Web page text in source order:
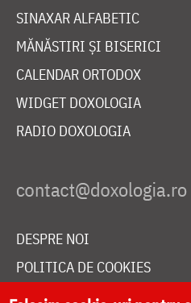
SINAXAR ALFABETIC
MĂNĂSTIRI ȘI BISERICI
CALENDAR ORTODOX
WIDGET DOXOLOGIA
RADIO DOXOLOGIA
DESPRE NOI
POLITICA DE COOKIES
DONEAZĂ ONLINE PENTRU